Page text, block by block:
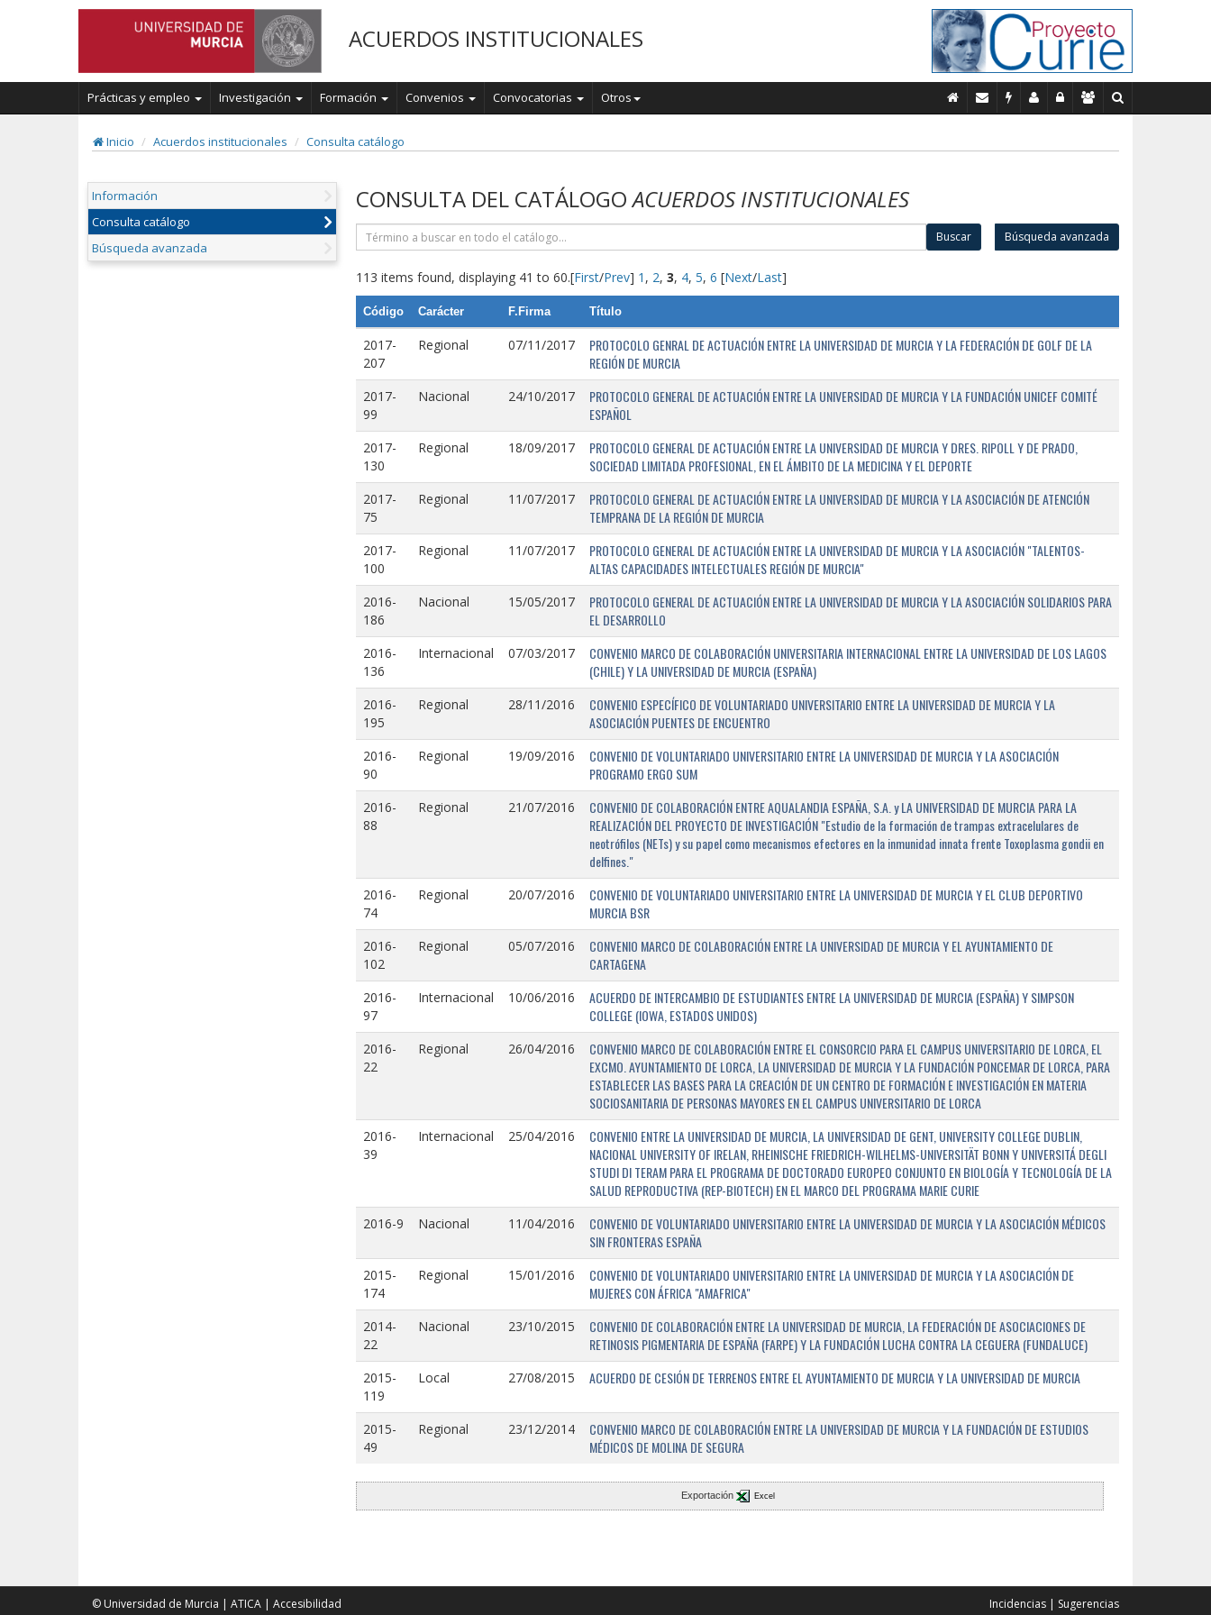
ACUERDOS INSTITUCIONALES
Prácticas y empleo Investigación Formación Convenios Convocatorias Otros
Inicio Acuerdos institucionales Consulta catálogo
Información
Consulta catálogo
Búsqueda avanzada
CONSULTA DEL CATÁLOGOACUERDOS INSTITUCIONALES
Buscar Búsqueda avanzada
113 items found, displaying 41 to 60.[First/Prev] 1 , 2, 3, 4, 5, 6 [Next/Last]
Código Carácter F.Firma Título
2017-
207
Regional 07/11/2017
PROTOCOLO GENRAL DE ACTUACIÓN ENTRE LA UNIVERSIDAD DE MURCIA Y LA FEDERACIÓN DE GOLF DE LA
REGIÓN DE MURCIA
2017-
99
Nacional 24/10/2017
PROTOCOLO GENERAL DE ACTUACIÓN ENTRE LA UNIVERSIDAD DE MURCIA Y LA FUNDACIÓN UNICEF COMITÉ
ESPAÑOL
2017-
130
Regional 18/09/2017
PROTOCOLO GENERAL DE ACTUACIÓN ENTRE LA UNIVERSIDAD DE MURCIA Y DRES. RIPOLL Y DE PRADO,
SOCIEDAD LIMITADA PROFESIONAL, EN EL ÁMBITO DE LA MEDICINA Y EL DEPORTE
2017-
75
Regional 11/07/2017
PROTOCOLO GENERAL DE ACTUACIÓN ENTRE LA UNIVERSIDAD DE MURCIA Y LA ASOCIACIÓN DE ATENCIÓN
TEMPRANA DE LA REGIÓN DE MURCIA
2017-
100
Regional 11/07/2017
PROTOCOLO GENERAL DE ACTUACIÓN ENTRE LA UNIVERSIDAD DE MURCIA Y LA ASOCIACIÓN "TALENTOS-
ALTAS CAPACIDADES INTELECTUALES REGIÓN DE MURCIA"
2016-
186
Nacional 15/05/2017
PROTOCOLO GENERAL DE ACTUACIÓN ENTRE LA UNIVERSIDAD DE MURCIA Y LA ASOCIACIÓN SOLIDARIOS PARA
EL DESARROLLO
2016-
136
Internacional 07/03/2017
CONVENIO MARCO DE COLABORACIÓN UNIVERSITARIA INTERNACIONAL ENTRE LA UNIVERSIDAD DE LOS LAGOS
(CHILE) Y LA UNIVERSIDAD DE MURCIA (ESPAÑA)
2016-
195
Regional 28/11/2016
CONVENIO ESPECÍFICO DE VOLUNTARIADO UNIVERSITARIO ENTRE LA UNIVERSIDAD DE MURCIA Y LA
ASOCIACIÓN PUENTES DE ENCUENTRO
2016-
90
Regional 19/09/2016
CONVENIO DE VOLUNTARIADO UNIVERSITARIO ENTRE LA UNIVERSIDAD DE MURCIA Y LA ASOCIACIÓN
PROGRAMO ERGO SUM
2016-
88
Regional 21/07/2016
CONVENIO DE COLABORACIÓN ENTRE AQUALANDIA ESPAÑA, S.A. y LA UNIVERSIDAD DE MURCIA PARA LA
REALIZACIÓN DEL PROYECTO DE INVESTIGACIÓN "Estudio de la formación de trampas extracelulares de
neotrófilos (NETs) y su papel como mecanismos efectores en la inmunidad innata frente Toxoplasma gondii en
delfines."
2016-
74
Regional 20/07/2016
CONVENIO DE VOLUNTARIADO UNIVERSITARIO ENTRE LA UNIVERSIDAD DE MURCIA Y EL CLUB DEPORTIVO
MURCIA BSR
2016-
102
Regional 05/07/2016
CONVENIO MARCO DE COLABORACIÓN ENTRE LA UNIVERSIDAD DE MURCIA Y EL AYUNTAMIENTO DE
CARTAGENA
2016-
97
Internacional 10/06/2016
ACUERDO DE INTERCAMBIO DE ESTUDIANTES ENTRE LA UNIVERSIDAD DE MURCIA (ESPAÑA) Y SIMPSON
COLLEGE (IOWA, ESTADOS UNIDOS)
2016-
22
Regional 26/04/2016
CONVENIO MARCO DE COLABORACIÓN ENTRE EL CONSORCIO PARA EL CAMPUS UNIVERSITARIO DE LORCA, EL
EXCMO. AYUNTAMIENTO DE LORCA, LA UNIVERSIDAD DE MURCIA Y LA FUNDACIÓN PONCEMAR DE LORCA, PARA
ESTABLECER LAS BASES PARA LA CREACIÓN DE UN CENTRO DE FORMACIÓN E INVESTIGACIÓN EN MATERIA
SOCIOSANITARIA DE PERSONAS MAYORES EN EL CAMPUS UNIVERSITARIO DE LORCA
2016-
39
Internacional 25/04/2016
CONVENIO ENTRE LA UNIVERSIDAD DE MURCIA, LA UNIVERSIDAD DE GENT, UNIVERSITY COLLEGE DUBLIN,
NACIONAL UNIVERSITY OF IRELAN, RHEINISCHE FRIEDRICH-WILHELMS-UNIVERSITÄT BONN Y UNIVERSITÁ DEGLI
STUDI DI TERAM PARA EL PROGRAMA DE DOCTORADO EUROPEO CONJUNTO EN BIOLOGÍA Y TECNOLOGÍA DE LA
SALUD REPRODUCTIVA (REP-BIOTECH) EN EL MARCO DEL PROGRAMA MARIE CURIE
2016-9 Nacional 11/04/2016
CONVENIO DE VOLUNTARIADO UNIVERSITARIO ENTRE LA UNIVERSIDAD DE MURCIA Y LA ASOCIACIÓN MÉDICOS
SIN FRONTERAS ESPAÑA
2015-
174
Regional 15/01/2016
CONVENIO DE VOLUNTARIADO UNIVERSITARIO ENTRE LA UNIVERSIDAD DE MURCIA Y LA ASOCIACIÓN DE
MUJERES CON ÁFRICA "AMAFRICA"
2014-
22
Nacional 23/10/2015
CONVENIO DE COLABORACIÓN ENTRE LA UNIVERSIDAD DE MURCIA, LA FEDERACIÓN DE ASOCIACIONES DE
RETINOSIS PIGMENTARIA DE ESPAÑA (FARPE) Y LA FUNDACIÓN LUCHA CONTRA LA CEGUERA (FUNDALUCE)
2015-
119
Local 27/08/2015 ACUERDO DE CESIÓN DE TERRENOS ENTRE EL AYUNTAMIENTO DE MURCIA Y LA UNIVERSIDAD DE MURCIA
2015-
49
Regional 23/12/2014
CONVENIO MARCO DE COLABORACIÓN ENTRE LA UNIVERSIDAD DE MURCIA Y LA FUNDACIÓN DE ESTUDIOS
MÉDICOS DE MOLINA DE SEGURA
Exportación Excel
© Universidad de Murcia ATICA Accesibilidad Incidencias Sugerencias